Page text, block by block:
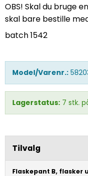
OBS! Skal du bruge
skal bare bestille
batch 1542
Model/Varenr.:
Lagerstatus: 7 stk.
Tilvalg
Flaskepant B, flasker